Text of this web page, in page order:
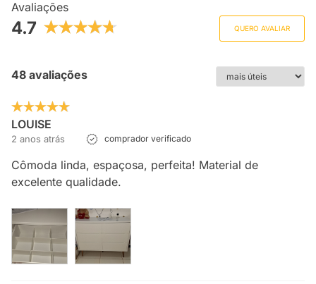
Avaliações
4.7 QUERO AVALIAR
48 avaliações
LOUISE
2 anos atrás comprador verificado
Cômoda linda, espaçosa, perfeita! Material de
excelente qualidade.